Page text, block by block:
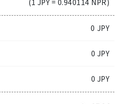
(1 JPY = 0.940114 NPR)
0 JPY
0 JPY
0 JPY